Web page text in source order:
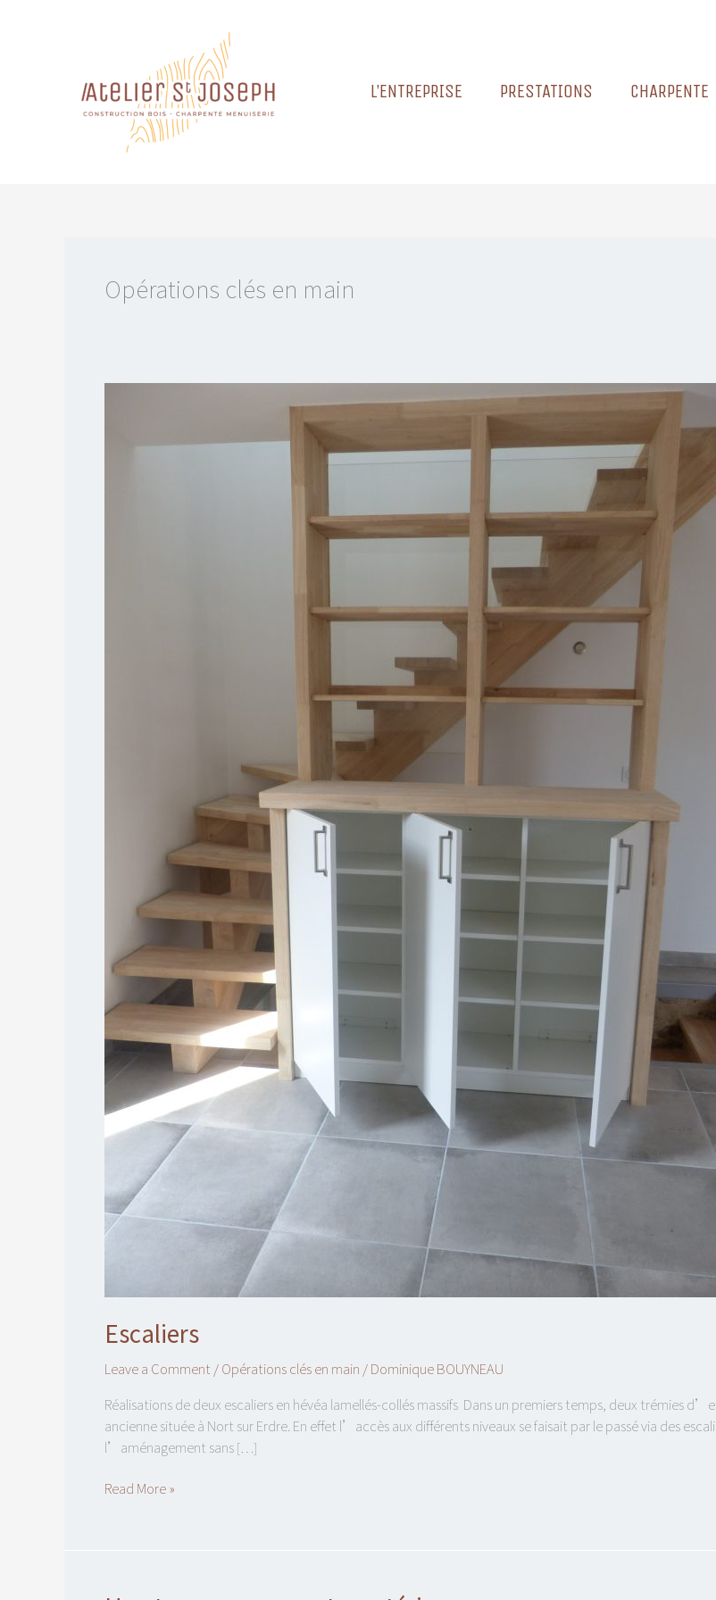
L’ENTREPRISE PRESTATIONS CHARPENTE
Opérations clés en main
Escaliers
Leave a Comment /Opérations clés en main /Dominique BOUYNEAU
Réalisations de deux escaliers en hévéa lamellés-collés massifs Dans un premiers temps, deux trémies
ancienne située à Nort sur Erdre. En effet l’accès aux différents niveaux se faisait par le passé via des
l’aménagement sans […]
Read More »